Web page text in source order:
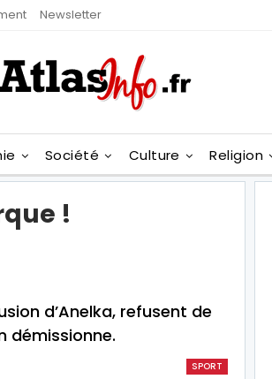
Newsletter
Société Culture Religion
!
d’Anelka, refusent de
démissionne.
SPORT